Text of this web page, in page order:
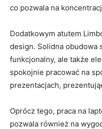
‍co pozwala na
Dodatkowym atutem
‌design.‍ Solidna obudowa
funkcjonalny,‌ ale także
spokojnie pracować na
prezentacjach,
Oprócz tego, praca na⁢
pozwala⁢ również na